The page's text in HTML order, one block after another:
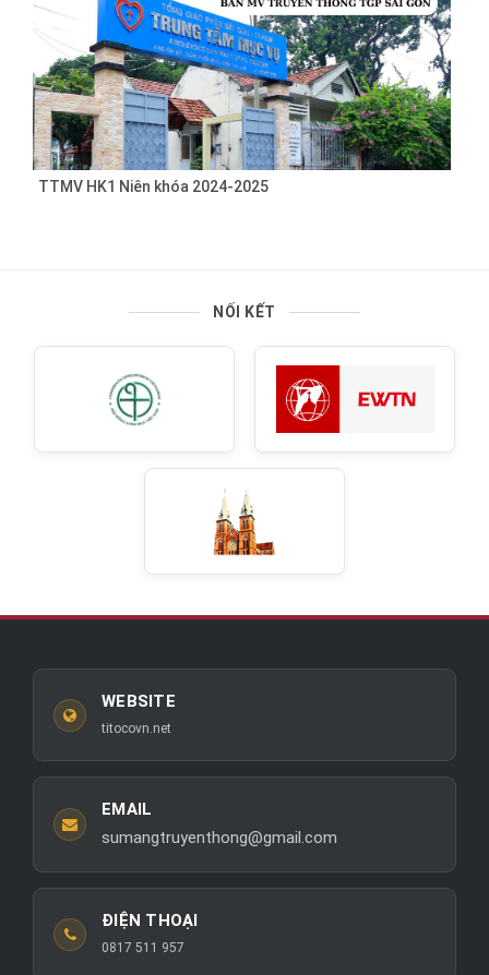
TTMV HK1 Niên khóa 2024-2025
NỐI KẾT
WEBSITE
titocovn.net
EMAIL
sumangtruyenthong@gmail.com
ĐIỆN THOẠI
0817 511 957